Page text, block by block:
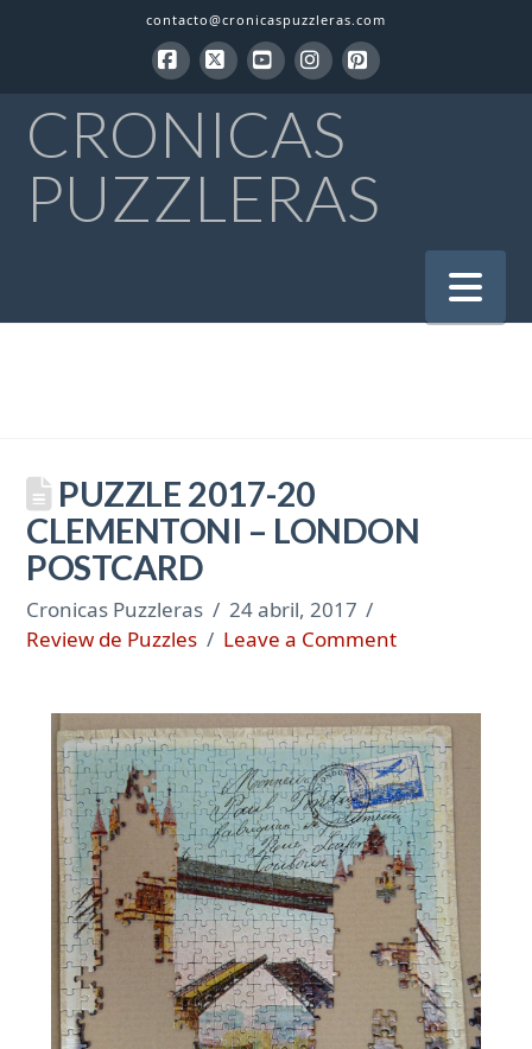
contacto@cronicaspuzzleras.com
CRONICAS
PUZZLERAS
PUZZLE 2017-20
CLEMENTONI – LONDON
POSTCARD
Cronicas Puzzleras
24 abril, 2017
Review de Puzzles
Leave a Comment